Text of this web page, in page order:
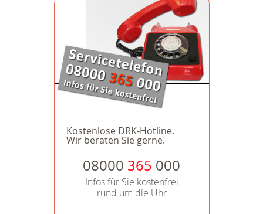
Kostenlose DRK-Hotline.
Wir beraten Sie gerne.
08000 365 000
Infos für Sie kostenfrei
rund um die Uhr